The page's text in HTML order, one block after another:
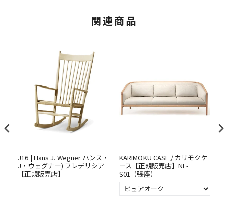
関連商品
J16 | Hans J. Wegner ハンス・
J・ウェグナー) フレデリシア
【正規販売店】
KARIMOKU CASE / カリモクケ
ース【正規販売店】NF-
S01（張座）